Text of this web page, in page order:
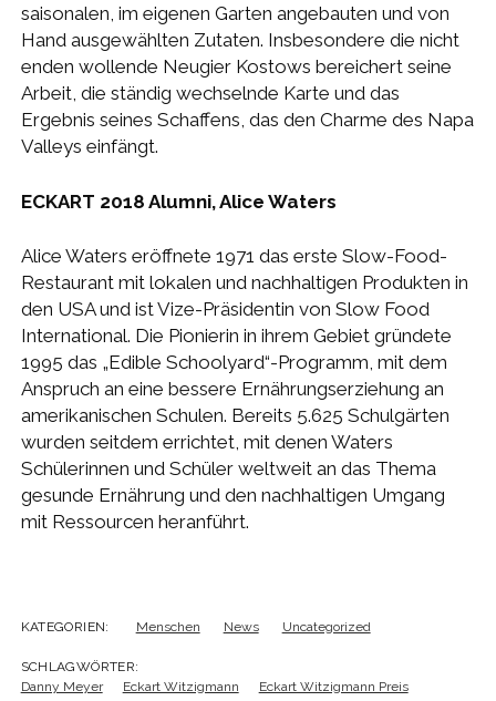
saisonalen, im eigenen Garten angebauten und von
Hand ausgewählten Zutaten. Insbesondere die nicht
enden wollende Neugier Kostows bereichert seine
Arbeit, die ständig wechselnde Karte und das
Ergebnis seines Schaffens, das den Charme des Napa
Valleys einfängt.
ECKART 2018 Alumni, Alice Waters
Alice Waters eröffnete 1971 das erste Slow-Food-
Restaurant mit lokalen und nachhaltigen Produkten in
den USA und ist Vize-Präsidentin von Slow Food
International. Die Pionierin in ihrem Gebiet gründete
1995 das „Edible Schoolyard“-Programm, mit dem
Anspruch an eine bessere Ernährungserziehung an
amerikanischen Schulen. Bereits 5.625 Schulgärten
wurden seitdem errichtet, mit denen Waters
Schülerinnen und Schüler weltweit an das Thema
gesunde Ernährung und den nachhaltigen Umgang
mit Ressourcen heranführt.
KATEGORIEN: Menschen News Uncategorized
SCHLAGWÖRTER:
Danny Meyer
Eckart Witzigmann
Eckart Witzigmann Preis